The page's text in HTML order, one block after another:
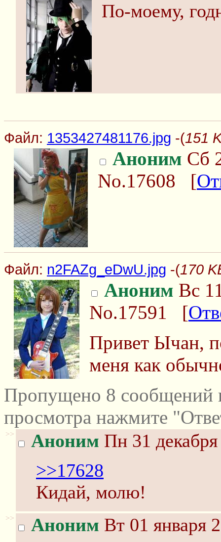
По-моему,
Файл: 1353427481176.jpg -(151
Аноним Сб
No.17608 [
Файл: n2FAZg_eDwU.jpg -(170
Аноним Вс
No.17591 [
Привет Ычан,
меня как
Пропущено 8 сообщений
просмотра нажмите
>> Аноним Пн 31
>>17628
Кидай, молю!
>> Аноним Вт 01 января